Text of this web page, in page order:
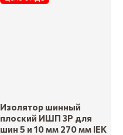
Изолятор шинный
плоский ИШП 3P для
шин 5 и 10 мм 270 мм IEK